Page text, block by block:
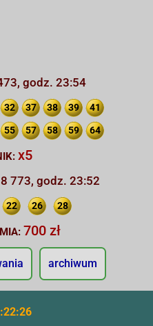
godz. 23:54
32 37 38 39 41
55 57 58 59 64
x5
773, godz. 23:52
22 26 28
700 zł
archiwum